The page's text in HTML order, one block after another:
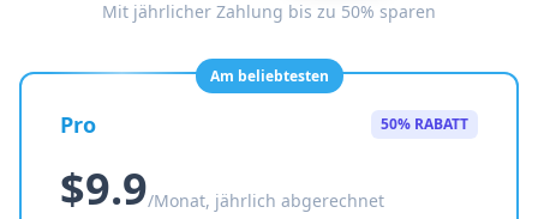
Mit jährlicher Zahlung bis zu 50% sparen
Am beliebtesten
Pro 50% RABATT
$9.9/Monat, jährlich abgerechnet